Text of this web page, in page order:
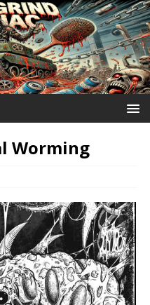
Worming